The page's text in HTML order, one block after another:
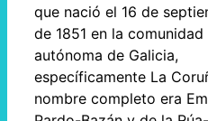
que nació el 16 de
de 1851 en la comunidad
autónoma de Galicia,
específicamente La
nombre completo era